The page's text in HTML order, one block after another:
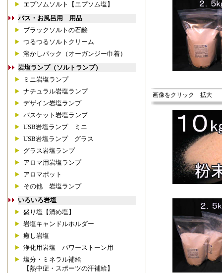
エプソムソルト【エプソム塩】
バス・お風呂用 用品
ブラックソルトの石鹸
つるつるソルトクリーム
溶かしパック（オーガンジー巾着）
岩塩ランプ（ソルトランプ）
ミニ岩塩ランプ
ナチュラル岩塩ランプ
デザイン岩塩ランプ
バスケット岩塩ランプ
USB岩塩ランプ ミニ
USB岩塩ランプ グラス
グラス岩塩ランプ
アロマ用岩塩ランプ
アロマポット
その他 岩塩ランプ
いろいろ岩塩
盛り塩【清め塩】
岩塩キャンドルホルダー
癒し岩塩
浄化用岩塩 パワーストーン用
塩分・ミネラル補給
【熱中症・スポーツの汗補給】
画像をクリック 拡大